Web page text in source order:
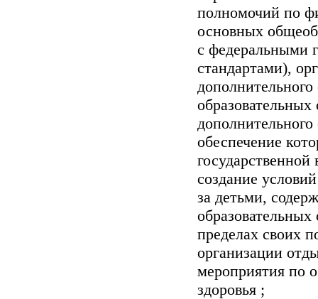
полномочий по
основных
с федеральными
стандартами),
обеспечение
создание
за детьми,
пределах своих
организации
мероприятия по
здоровья ;